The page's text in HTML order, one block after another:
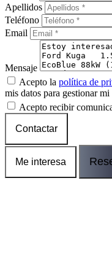
Apellidos
Teléfono
Email
Mensaje
Acepto lapolítica de
mis datos para gestionar mi
Acepto recibir
Contactar
Me interesa